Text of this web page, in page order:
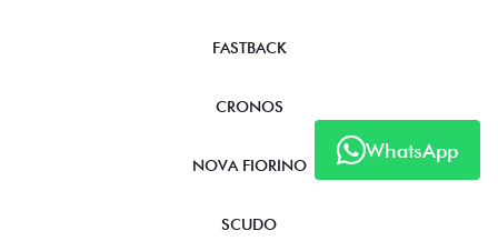
WhatsApp
FASTBACK
CRONOS
NOVA FIORINO
SCUDO